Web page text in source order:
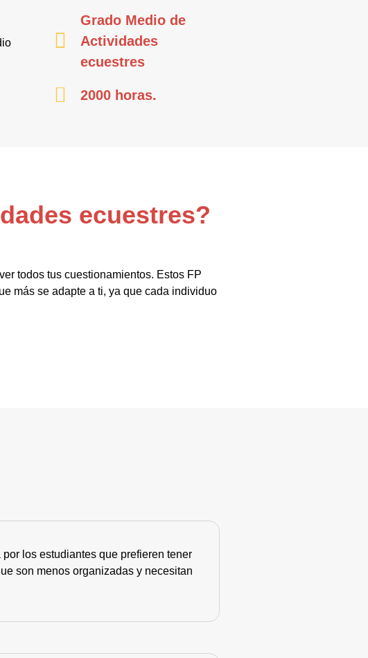
Grado Medio de
Actividades
ecuestres
2000 horas.
ecuestres?
todos tus cuestionamientos. Estos FP
más se adapte a ti, ya que cada individuo
los estudiantes que prefieren tener
son menos organizadas y necesitan